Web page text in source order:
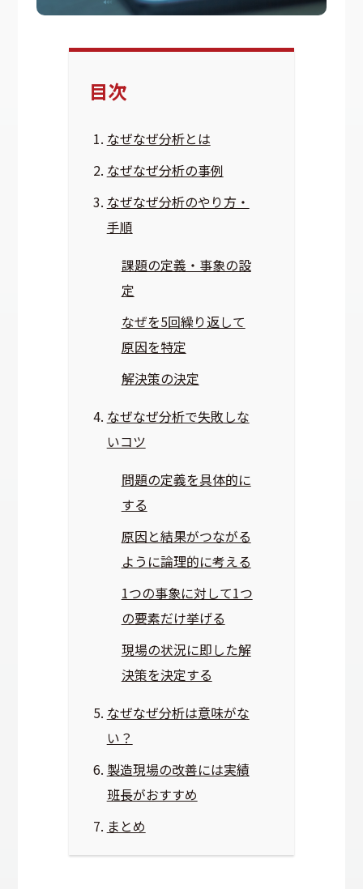
目次
なぜなぜ分析とは
なぜなぜ分析の事例
なぜなぜ分析のやり方・
手順
課題の定義・事象の設
定
なぜを5回繰り返して
原因を特定
解決策の決定
なぜなぜ分析で失敗しな
いコツ
問題の定義を具体的に
する
原因と結果がつながる
ように論理的に考える
1つの事象に対して1つ
の要素だけ挙げる
現場の状況に即した解
決策を決定する
なぜなぜ分析は意味がな
い？
製造現場の改善には実績
班長がおすすめ
まとめ